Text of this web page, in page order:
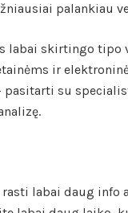
palankiau
labai skirtingo
ir
su
labai daug